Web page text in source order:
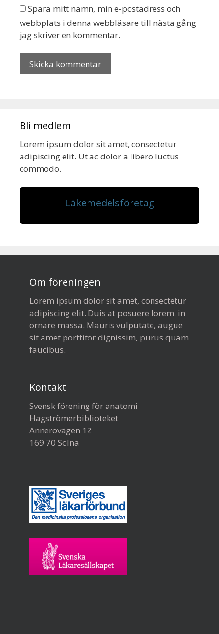
Spara mitt namn, min e-postadress och
webbplats i denna webbläsare till nästa gång
jag skriver en kommentar.
Bli medlem
Lorem ipsum dolor sit amet, consectetur
adipiscing elit. Ut ac dolor a libero luctus
commodo.
Läkemedelsföretag
Om föreningen
Lorem ipsum dolor sit amet, consectetur
adipiscing elit. Duis at posuere lorem, in
ornare massa. Mauris vulputate, augue
sit amet porttitor dignissim, purus quam
faucibus.
Kontakt
Svensk förening för anatomi
Hagströmerbiblioteket
Annerovägen 12
169 70 Solna